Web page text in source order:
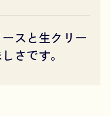
スと生クリー
さです。